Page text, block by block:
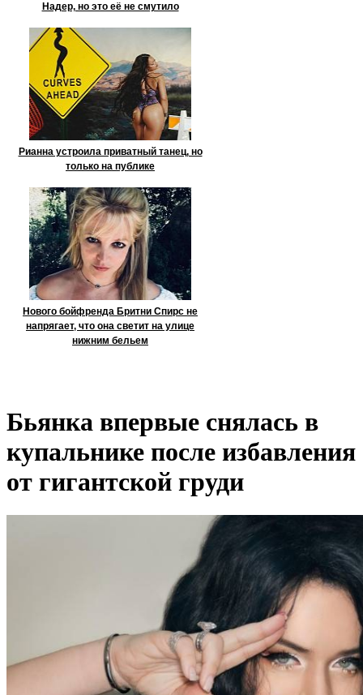
Надер, но это её не смутило
Рианна устроила приватный танец, но
только на публике
Нового бойфренда Бритни Спирс не
напрягает, что она светит на улице
нижним бельем
Бьянка впервые снялась в
купальнике после избавления
от гигантской груди